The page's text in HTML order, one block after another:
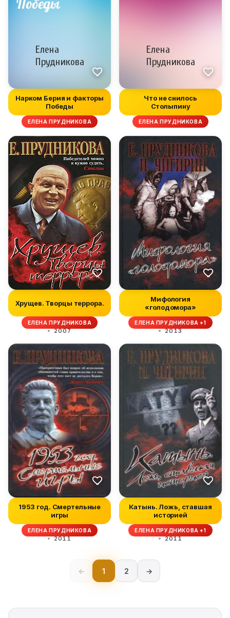
Нарком Берия и факторы
Победы
ЕЛЕНА ПРУДНИКОВА
Что не снилось
Столыпину
ЕЛЕНА ПРУДНИКОВА
Хрущев. Творцы террора.
ЕЛЕНА ПРУДНИКОВА
2007
Мифология
«голодомора»
ЕЛЕНА ПРУДНИКОВА +1
2013
1953 год. Смертельные
игры
ЕЛЕНА ПРУДНИКОВА
2011
Катынь. Ложь, ставшая
историей
ЕЛЕНА ПРУДНИКОВА +1
2011
← 1 2 →